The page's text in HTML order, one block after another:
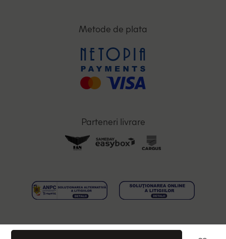
Metode de plata
Parteneri livrare